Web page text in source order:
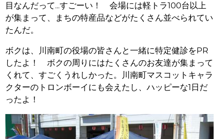
目なんだって...すごーい！ 会場には軽トラ100台以上
が集まって、まちの特産品などがたくさん並べられてい
たんだ。
ボクは、川南町の役場の皆さんと一緒に特定健診をPR
したよ！ ボクの周りにはたくさんのお友達が集まって
くれて、すごくうれしかった。川南町マスコットキャラ
クターのトロンボーイにも会えたし、ハッピーな1 日だ
ったよ！